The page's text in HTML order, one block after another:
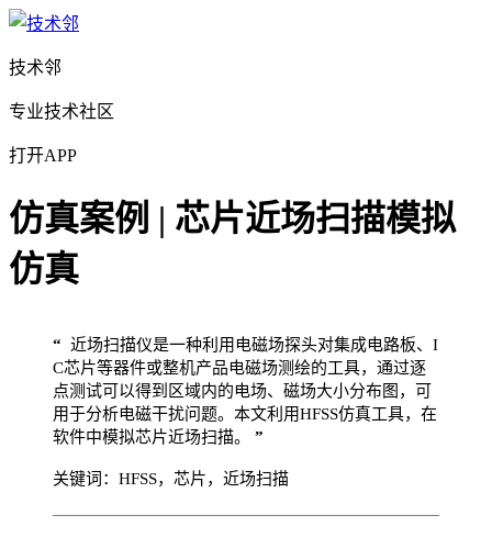
技术邻
专业技术社区
打开APP
仿真案例 | 芯片近场扫描模拟
仿真
“ 近场扫描仪是一种利用电磁场探头对集成电路板、I
C芯片等器件或整机产品电磁场测绘的工具，通过逐
点测试可以得到区域内的电场、磁场大小分布图，可
用于分析电磁干扰问题。本文利用HFSS仿真工具，在
软件中模拟芯片近场扫描。
”
关键词：HFSS，芯片，近场扫描